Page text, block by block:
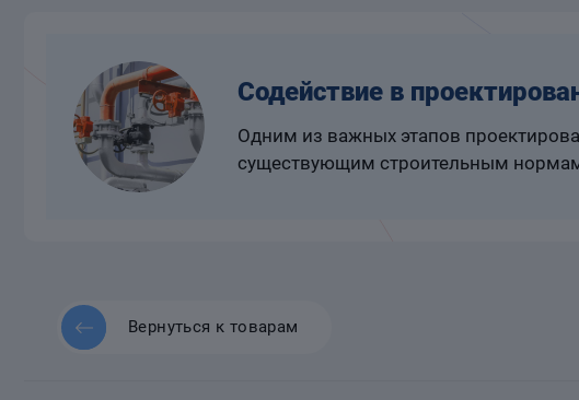
Содействие в
Одним из важных этапов
существующим строительным
Вернуться к товарам